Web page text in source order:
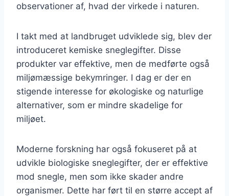
observationer af, hvad der virkede i naturen.
I takt med at landbruget udviklede sig, blev der
introduceret kemiske sneglegifter. Disse
produkter var effektive, men de medførte også
miljømæssige bekymringer. I dag er der en
stigende interesse for økologiske og naturlige
alternativer, som er mindre skadelige for
miljøet.
Moderne forskning har også fokuseret på at
udvikle biologiske sneglegifter, der er effektive
mod snegle, men som ikke skader andre
organismer. Dette har ført til en større accept af